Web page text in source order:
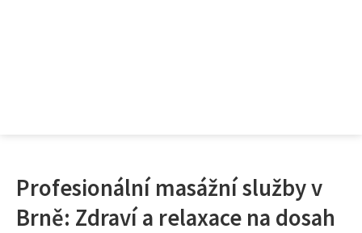
Profesionální masážní služby v
Brně: Zdraví a relaxace na dosah